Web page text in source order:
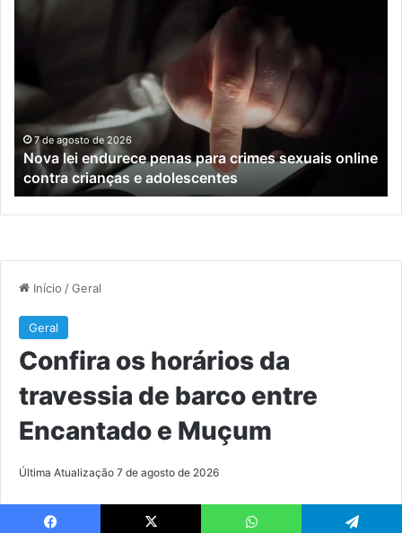
para
crimes
sexuais
online
contra
crianças
e
adolescentes
7 de agosto de 2026
Nova lei endurece penas para crimes sexuais online
contra crianças e adolescentes